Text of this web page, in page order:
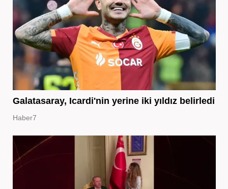
Galatasaray, Icardi'nin yerine iki yıldız belirledi
Haber7